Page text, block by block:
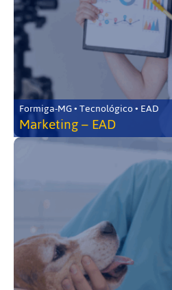
Formiga-MG • Tecnológico • EAD
Marketing – EAD